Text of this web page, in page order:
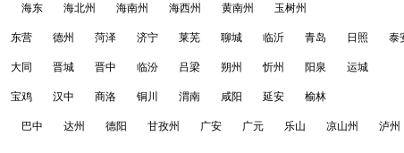
海东 海北州 海南州 海西州 黄南州 玉树州
东营 德州 菏泽 济宁 莱芜 聊城 临沂 青岛 日照 泰
大同 晋城 晋中 临汾 吕梁 朔州 忻州 阳泉 运城
宝鸡 汉中 商洛 铜川 渭南 咸阳 延安 榆林
巴中 达州 德阳 甘孜州 广安 广元 乐山 凉山州 泸州